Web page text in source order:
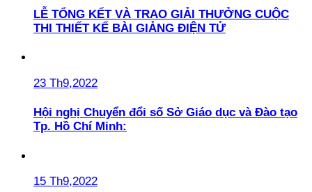
LỄ TỔNG KẾT VÀ TRAO GIẢI THƯỞNG CUỘC
THI THIẾT KẾ BÀI GIẢNG ĐIỆN TỬ
23 Th9,2022
Hội nghị Chuyển đổi số Sở Giáo dục và Đào tạo
Tp. Hồ Chí Minh:
15 Th9,2022